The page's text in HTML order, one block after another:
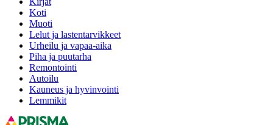
Koti
Muoti
Lelut ja lastentarvikkeet
Urheilu ja vapaa-aika
Piha ja puutarha
Remontointi
Autoilu
Kauneus ja hyvinvointi
Lemmikit